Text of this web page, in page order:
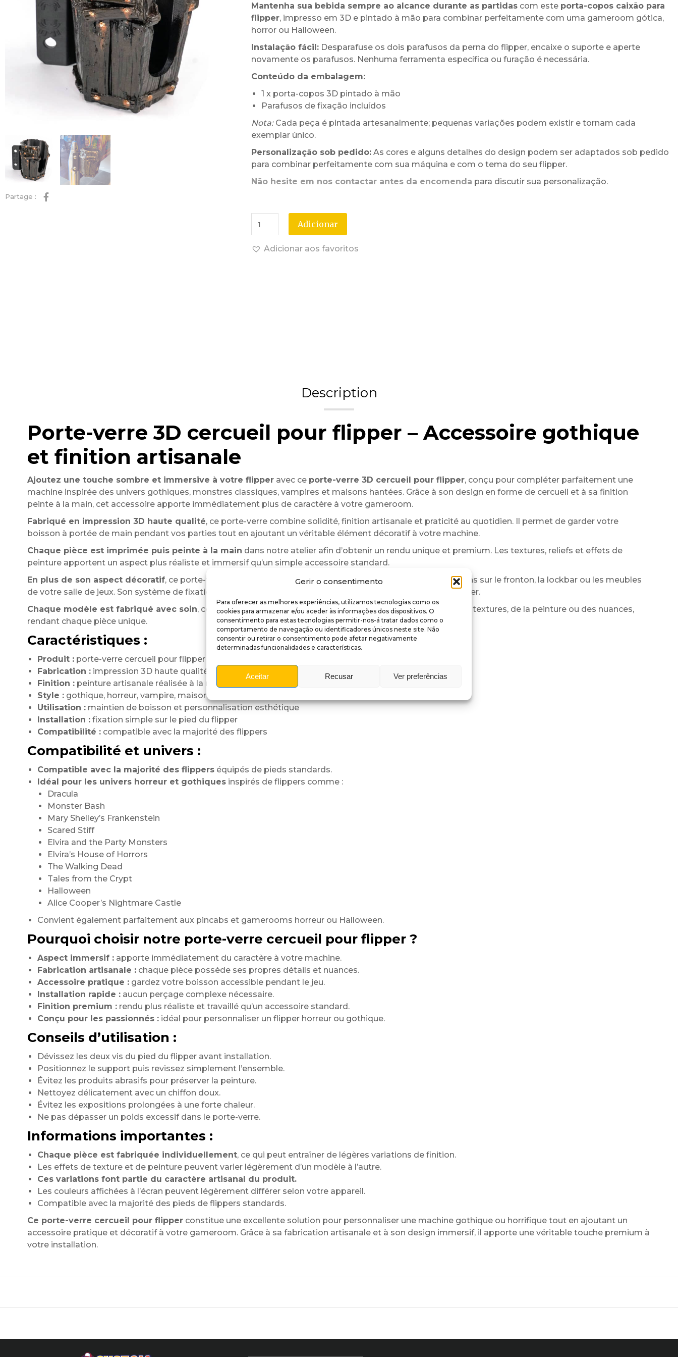
Gerir o consentimento
Para oferecer as melhores experiências, utilizamos tecnologias como os
cookies para armazenar e/ou aceder às informações dos dispositivos. O
consentimento para estas tecnologias permitir-nos-á tratar dados como o
comportamento de navegação ou identificadores únicos neste site. Não
consentir ou retirar o consentimento pode afetar negativamente
determinadas funcionalidades e características.
Aceitar Recusar Ver preferências
Partage :
Mantenha sua bebida sempre ao alcance durante as partidascom este porta-copos caixão para
flipper, impresso em 3D e pintado à mão para combinar perfeitamente com uma gameroom gótica,
horror ou Halloween.
Instalação fácil:Desparafuse os dois parafusos da perna do flipper, encaixe o suporte e aperte
novamente os parafusos. Nenhuma ferramenta específica ou furação é necessária.
Conteúdo da embalagem:
1 x porta-copos 3D pintado à mão
Parafusos de fixação incluídos
Nota:Cada peça é pintada artesanalmente; pequenas variações podem existir e tornam cada
exemplar único.
Personalização sob pedido:As cores e alguns detalhes do design podem ser adaptados sob pedido
para combinar perfeitamente com sua máquina e com o tema do seu flipper.
Não hesite em nos contactar antes da encomenda para discutir sua personalização.
Adicionar
Adicionar aos favoritos
Description
Porte-verre 3D cercueil pour flipper – Accessoire gothique
et finition artisanale
Ajoutez une touche sombre et immersive à votre flipperavec ce porte-verre 3D cercueil pour flipper, conçu pour compléter parfaitement une
machine inspirée des univers gothiques, monstres classiques, vampires et maisons hantées. Grâce à son design en forme de cercueil et à sa finition
peinte à la main, cet accessoire apporte immédiatement plus de caractère à votre gameroom.
Fabriqué en impression 3D haute qualité, ce porte-verre combine solidité, finition artisanale et praticité au quotidien. Il permet de garder votre
boisson à portée de main pendant vos parties tout en ajoutant un véritable élément décoratif à votre machine.
Chaque pièce est imprimée puis peinte à la main dans notre atelier afin d’obtenir un rendu unique et premium. Les textures, reliefs et effets de
peinture apportent un aspect plus réaliste et immersif qu’un simple accessoire standard.
En plus de son aspect décoratif, ce porte-verre offre une solution pratique pour éviter de poser vos boissons sur le fronton, la lockbar ou les meubles
de votre salle de jeux. Son système de fixation permet une installation rapide directement sur le pied du flipper.
Chaque modèle est fabriqué avec soin, cependant de légères variations peuvent apparaître au niveau des textures, de la peinture ou des nuances,
rendant chaque pièce unique.
Caractéristiques :
Produit :porte-verre cercueil pour flipper
Fabrication :impression 3D haute qualité
Finition :peinture artisanale réalisée à la main
Style :gothique, horreur, vampire, maison hantée
Utilisation :maintien de boisson et personnalisation esthétique
Installation :fixation simple sur le pied du flipper
Compatibilité :compatible avec la majorité des flippers
Compatibilité et univers :
Compatible avec la majorité des flipperséquipés de pieds standards.
Idéal pour les univers horreur et gothiquesinspirés de flippers comme :
Dracula
Monster Bash
Mary Shelley’s Frankenstein
Scared Stiff
Elvira and the Party Monsters
Elvira’s House of Horrors
The Walking Dead
Tales from the Crypt
Halloween
Alice Cooper’s Nightmare Castle
Convient également parfaitement aux pincabs et gamerooms horreur ou Halloween.
Pourquoi choisir notre porte-verre cercueil pour flipper ?
Aspect immersif :apporte immédiatement du caractère à votre machine.
Fabrication artisanale :chaque pièce possède ses propres détails et nuances.
Accessoire pratique :gardez votre boisson accessible pendant le jeu.
Installation rapide :aucun perçage complexe nécessaire.
Finition premium :rendu plus réaliste et travaillé qu’un accessoire standard.
Conçu pour les passionnés :idéal pour personnaliser un flipper horreur ou gothique.
Conseils d’utilisation :
Dévissez les deux vis du pied du flipper avant installation.
Positionnez le support puis revissez simplement l’ensemble.
Évitez les produits abrasifs pour préserver la peinture.
Nettoyez délicatement avec un chiffon doux.
Évitez les expositions prolongées à une forte chaleur.
Ne pas dépasser un poids excessif dans le porte-verre.
Informations importantes :
Chaque pièce est fabriquée individuellement, ce qui peut entraîner de légères variations de finition.
Les effets de texture et de peinture peuvent varier légèrement d’un modèle à l’autre.
Ces variations font partie du caractère artisanal du produit.
Les couleurs affichées à l’écran peuvent légèrement différer selon votre appareil.
Compatible avec la majorité des pieds de flippers standards.
Ce porte-verre cercueil pour flipperconstitue une excellente solution pour personnaliser une machine gothique ou horrifique tout en ajoutant un
accessoire pratique et décoratif à votre gameroom. Grâce à sa fabrication artisanale et à son design immersif, il apporte une véritable touche premium à
votre installation.